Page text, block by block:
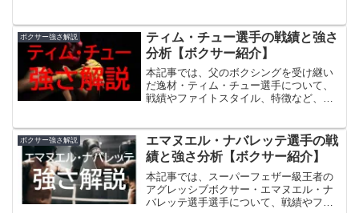
る。本記事では、そんなノニト・ドネア
イル、さらに彼がリングに上がる際に必
ず注目すべきポイントまで、徹底的に掘
り下げていく。検索されやすいキーワー
ドを織り込みつつ、迫力ある“だ・である
調”でまとめたので、ドネアをより深く知
りたい読者に最適の記事となるはずだ。
その中で今回、中谷潤人が新階級デビュ
ー戦の相手として選ばれたのが、無敗の
メキシカンファイター、セバスチャン・
エルナンデスである。20戦20勝18KOとい
う驚異的な戦績を誇り、まだ世界的に
は“謎のボクサー”とされながらも、その実
ルから戦績、ファイトスタイル、そして
試合の注目ポイントまでを徹底的に掘り
下げていく。
ボクサー強さ解説
ティム・チュー選手の戦績と強さ
分析【ボクサー紹介】
本記事では、父のボクシングを受け継い
だ逸材・ティム・チュー選手について、
戦績やファイトスタイル、特徴など、テ
ボクサー強さ解説
エマヌエル・ナバレッテ選手の戦
績と強さ分析【ボクサー紹介】
本記事では、スーパーフェザー級王者の
アグレッシブボクサー・エマヌエル・ナ
バレッテ選手選手について、戦績やファ